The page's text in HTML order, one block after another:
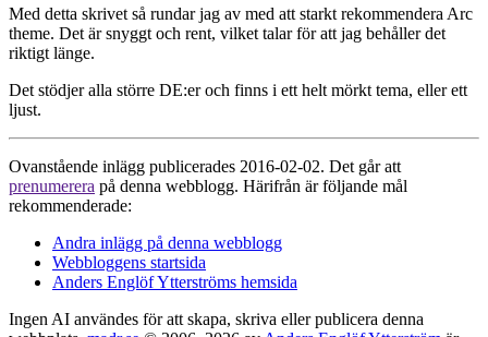
Med detta skrivet så rundar jag av med att starkt rekommendera Arc
theme. Det är snyggt och rent, vilket talar för att jag behåller det
riktigt länge.
Det stödjer alla större DE:er och finns i ett helt mörkt tema, eller ett
ljust.
Ovanstående inlägg publicerades 2016-02-02. Det går att
prenumerera på denna webblogg. Härifrån är följande mål
rekommenderade:
Andra inlägg på denna webblogg
Webbloggens startsida
Anders Englöf Ytterströms hemsida
Ingen AI användes för att skapa, skriva eller publicera denna